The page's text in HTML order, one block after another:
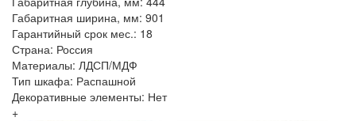
Габаритная ширина, мм: 901
Гарантийный срок мес.: 18
Страна: Россия
Материалы: ЛДСП/МДФ
Тип шкафа: Распашной
Декоративные элементы: Нет
+